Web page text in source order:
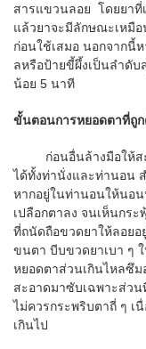
สารแขวนลอย โดยยาที่
แล้วยาจะมีลักษณะเหมื
ก่อนใช้เสมอ นอกจากนี้
ลหรือป้ายขี้ผึ้งเป็นลำดั
น้อย 5 นาที
ขั้นตอนการหยอดตาที่ถูก
ก่อนอื่นล้างมือให้สะอ
ได้ทั้งท่านั่งและท่านอน
หากอยู่ในท่านอนให้นอ
เปลือกตาลง จนเห็นกร
ที่ถนัดถือขวดยาให้ลอยอ
ขนตา บีบขวดยาเบา ๆ ใ
หยอดตาส่วนเกินไหลซึม
สะอาดมาซับเฉพาะส่ว
ไม่ควรกระพริบตาถี่ ๆ เ
เกินไป